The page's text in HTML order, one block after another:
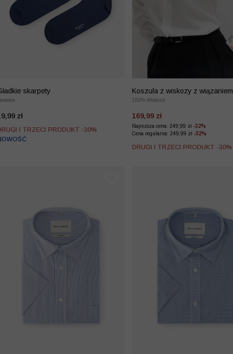
skarpety
zł
I TRZECI PRODUKT -30%
Koszula z wiskozy z wiązaniem
100% Wiskoza
169,99 zł
Najniższa cena: 249,99 zł -32%
Cena regularna: 249,99 zł -32%
DRUGI I TRZECI PRODUKT -30%